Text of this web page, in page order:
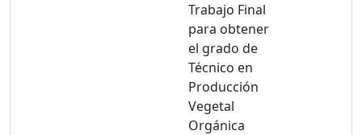
Trabajo Final
para obtener
el grado de
Técnico en
Producción
Vegetal
Orgánica